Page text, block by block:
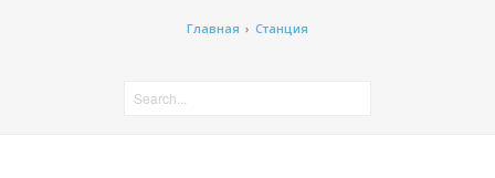
Главная › Станция